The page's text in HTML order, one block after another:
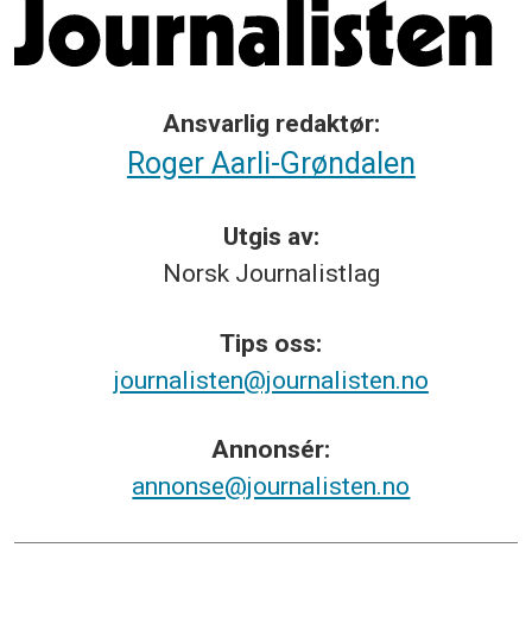
Ansvarlig redaktør:
Roger Aarli-Grøndalen
Utgis av:
Norsk Journalistlag
Tips oss:
journalisten@journalisten.no
Annonsér:
annonse@journalisten.no